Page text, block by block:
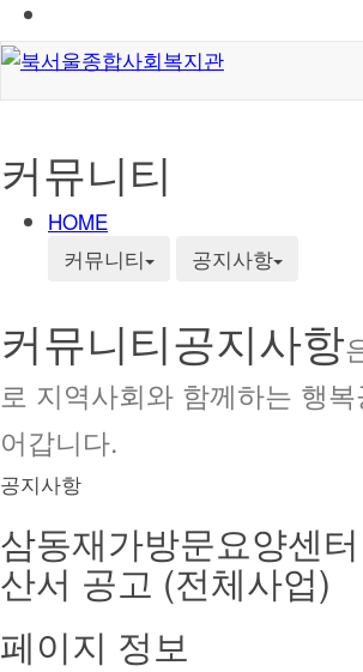
커뮤니티
HOME
커뮤니티
공지사항
커뮤니티공지사항
로 지역사회와 함께하는 행
어갑니다.
공지사항
삼동재가방문요양센
산서 공고 (전체사업)
페이지 정보